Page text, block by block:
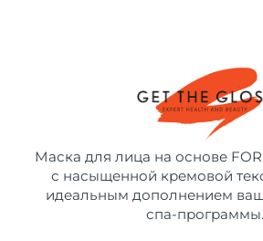
Маска для лица на основе
с насыщенной кремовой
идеальным дополнением
спа-программы.